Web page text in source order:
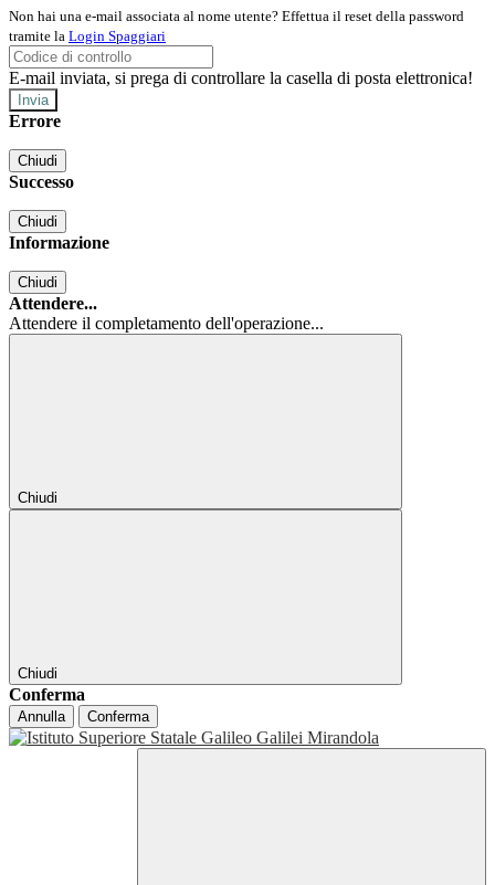
Non hai una e-mail associata al nome utente? Effettua il reset della password
tramite la Login Spaggiari
E-mail inviata, si prega di controllare la casella di posta elettronica!
Errore
Chiudi
Successo
Chiudi
Informazione
Chiudi
Attendere...
Attendere il completamento dell'operazione...
Chiudi
Chiudi
Conferma
Annulla Conferma